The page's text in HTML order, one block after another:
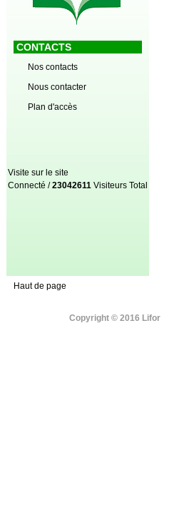
CONTACTS
Nos contacts
Nous contacter
Plan d'accès
Visite sur le site
Connecté /23042611 Visiteurs Total
Haut de page
Copyright © 2016 Lifor